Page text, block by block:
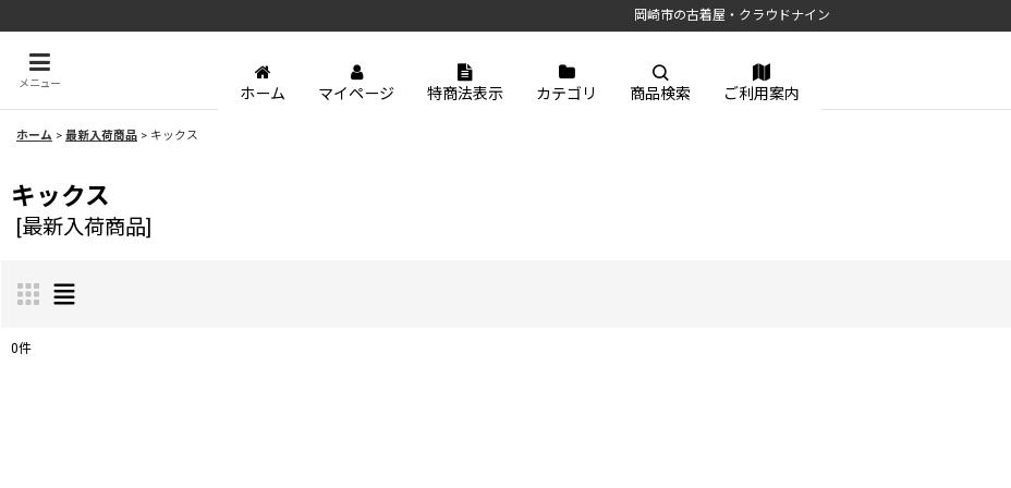
岡崎市の古着屋・クラウドナイン
メニュー
ホーム マイページ 特商法表示 カテゴリ 商品検索 ご利用案内
ホーム > 最新入荷商品 > キックス
キックス
[最新入荷商品]
0件